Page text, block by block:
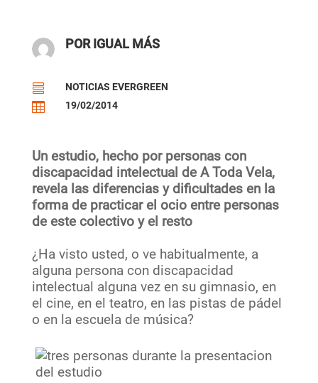
POR IGUAL MÁS
 NOTICIAS EVERGREEN
 19/02/2014
Un estudio, hecho por personas con
discapacidad intelectual de A Toda Vela,
revela las diferencias y dificultades en la
forma de practicar el ocio entre personas
de este colectivo y el resto
¿Ha visto usted, o ve habitualmente, a
alguna persona con discapacidad
intelectual alguna vez en su gimnasio, en
el cine, en el teatro, en las pistas de pádel
o en la escuela de música?